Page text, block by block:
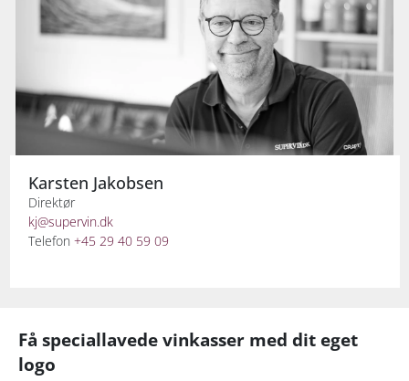
Karsten Jakobsen
Direktør
kj@supervin.dk
Telefon +45 29 40 59 09
Få speciallavede vinkasser med dit eget
logo